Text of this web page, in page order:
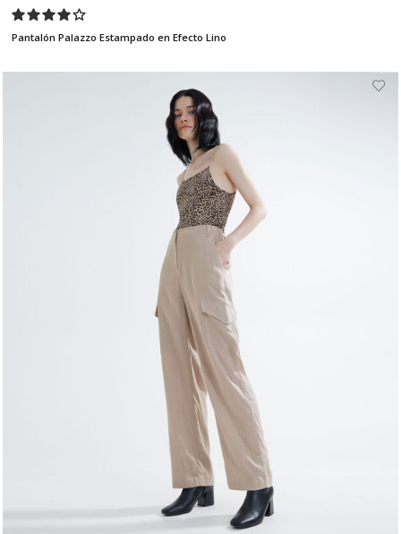
Pantalón Palazzo Estampado en Efecto Lino